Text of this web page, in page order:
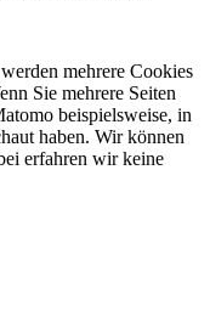
mehrere Cookies
Sie mehrere Seiten
beispielsweise, in
haben. Wir können
erfahren wir keine